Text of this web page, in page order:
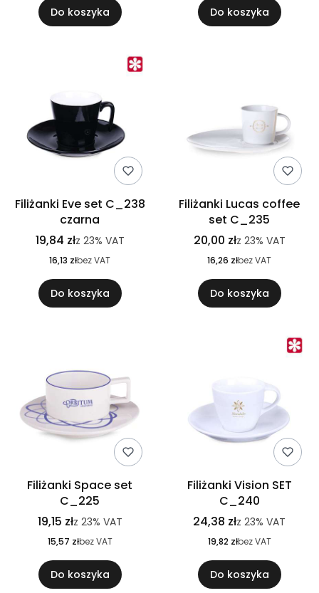
Do koszyka Do koszyka
Filiżanki Eve set C_238
czarna
19,84 złz 23% VAT
16,13 złbez VAT
Do koszyka
Filiżanki Lucas coffee
set C_235
20,00 złz 23% VAT
16,26 złbez VAT
Do koszyka
Filiżanki Space set
C_225
19,15 złz 23% VAT
15,57 złbez VAT
Do koszyka
Filiżanki Vision SET
C_240
24,38 złz 23% VAT
19,82 złbez VAT
Do koszyka